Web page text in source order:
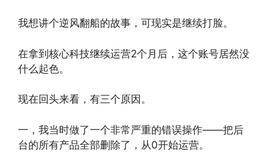
我想讲个逆风翻船的故事，可现实是继续打脸。
在拿到核心科技继续运营2个月后，这个账号居然没
什么起色。
现在回头来看，有三个原因。
一，我当时做了一个非常严重的错误操作——把后
台的所有产品全部删除了，从0开始运营。